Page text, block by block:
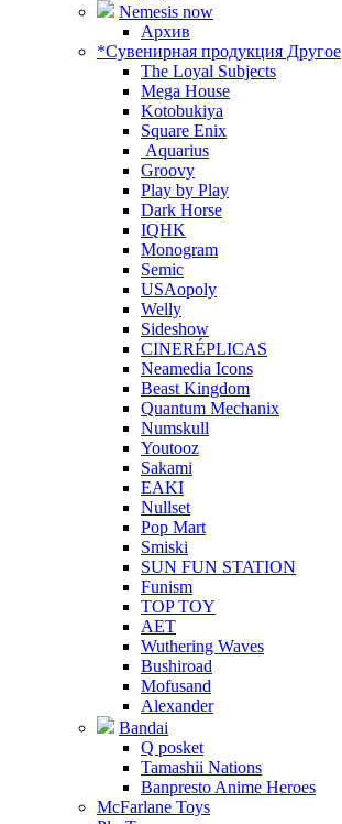
Nemesis now
Архив
*Сувенирная продукция Другое
The Loyal Subjects
Mega House
Kotobukiya
Square Enix
Aquarius
Groovy
Play by Play
Dark Horse
IQHK
Monogram
Semic
USAopoly
Welly
Sideshow
CINERÉPLICAS
Neamedia Icons
Beast Kingdom
Quantum Mechanix
Numskull
Youtooz
Sakami
EAKI
Nullset
Pop Mart
Smiski
SUN FUN STATION
Funism
TOP TOY
AET
Wuthering Waves
Bushiroad
Mofusand
Alexander
Bandai
Q posket
Tamashii Nations
Banpresto Anime Heroes
McFarlane Toys